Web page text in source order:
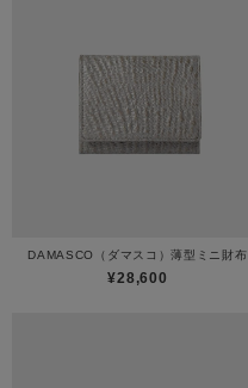
DAMASCO（ダマスコ）薄型ミニ財布
¥28,600